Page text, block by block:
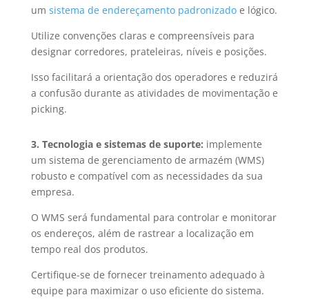
um sistema de endereçamento padronizadoe lógico.
Utilize convenções claras e compreensíveis para
designar corredores, prateleiras, níveis e posições.
Isso facilitará a orientação dos operadores e reduzirá
a confusão durante as atividades de movimentação e
picking.
3. Tecnologia e sistemas de suporte: implemente
um sistema de gerenciamento de armazém (WMS)
robusto e compatível com as necessidades da sua
empresa.
O WMS será fundamental para controlar e monitorar
os endereços, além de rastrear a localização em
tempo real dos produtos.
Certifique-se de fornecer treinamento adequado à
equipe para maximizar o uso eficiente do sistema.